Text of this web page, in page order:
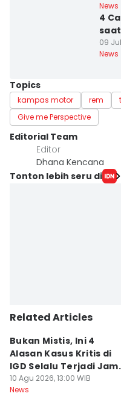
News
4
09
News
Topics
kampas motor rem
Give me Perspective
Editorial Team
Editor
Dhana Kencana
Tonton lebih seru di
Related Articles
Bukan Mistis, Ini 4
Alasan Kasus Kritis di
IGD Selalu Terjadi Jam
Pagi: Misteri?
10 Agu 2026, 13:00 WIB
News